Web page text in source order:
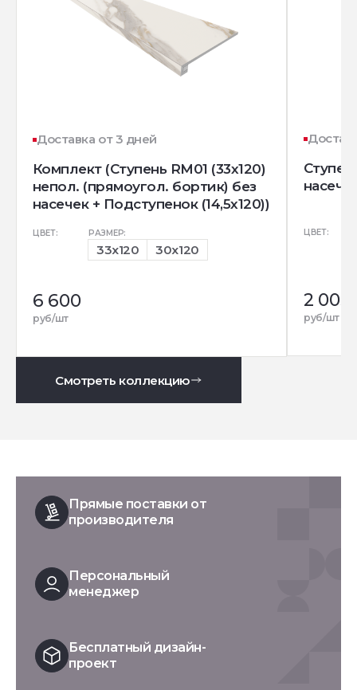
Доставка от 3 дней
Комплект (Ступень RM01 (33x120)
непол. (прямоугол. бортик) без
насечек + Подступенок (14,5x120))
ЦВЕТ: РАЗМЕР:
33x120 30x120
6 600
руб/шт
ЦВЕТ:
2 005
руб/шт
Смотреть коллекцию
Прямые поставки от
производителя
Персональный
менеджер
Бесплатный дизайн-
проект